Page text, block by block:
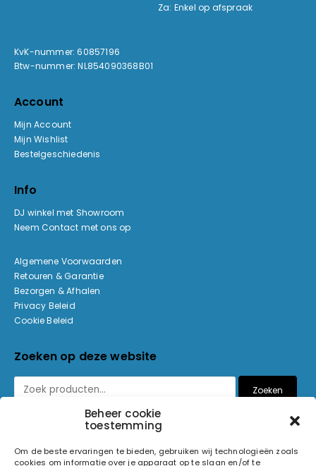
Beheer cookie
toestemming
Om de beste ervaringen te bieden, gebruiken wij technologieën zoals
cookies om informatie over je apparaat op te slaan en/of te
Za: Enkel op afspraak
KvK-nummer: 60857196
Btw-nummer: NL854090368B01
Account
Mijn Account
Mijn Wishlist
Bestelgeschiedenis
Info
DJ winkel met Showroom
Neem Contact met ons op
Algemene Voorwaarden
Retouren & Garantie
Bezorgen & Afhalen
Privacy Beleid
Cookie Beleid
Zoeken op deze website
Zoeken